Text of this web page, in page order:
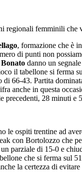
femminili
, formazione che è
di punti non
danno un
il tabellone si
66-43. Partita
anche in questa
precedenti, 28 minuti e
le ospiti trentine ad
con Bortolozzo
parziale di 15-0 e
che si ferma sul
la certezza di